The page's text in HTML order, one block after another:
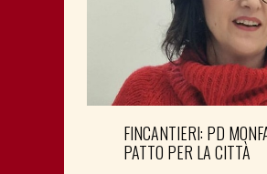
FINCANTIERI: PD
PATTO PER LA CITTÀ